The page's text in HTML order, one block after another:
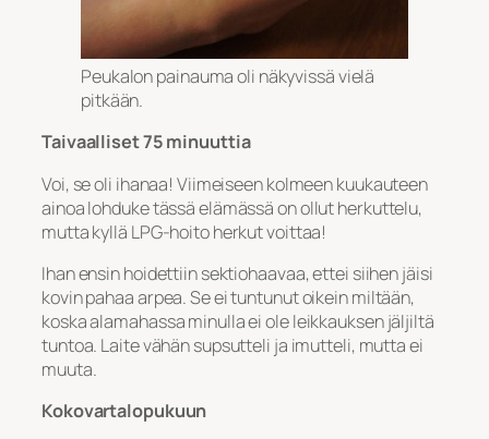
Peukalon painauma oli näkyvissä vielä
pitkään.
Taivaalliset 75 minuuttia
Voi, se oli ihanaa! Viimeiseen kolmeen kuukauteen
ainoa lohduke tässä elämässä on ollut herkuttelu,
mutta kyllä LPG-hoito herkut voittaa!
Ihan ensin hoidettiin sektiohaavaa, ettei siihen jäisi
kovin pahaa arpea. Se ei tuntunut oikein miltään,
koska alamahassa minulla ei ole leikkauksen jäljiltä
tuntoa. Laite vähän supsutteli ja imutteli, mutta ei
muuta.
Kokovartalopukuun